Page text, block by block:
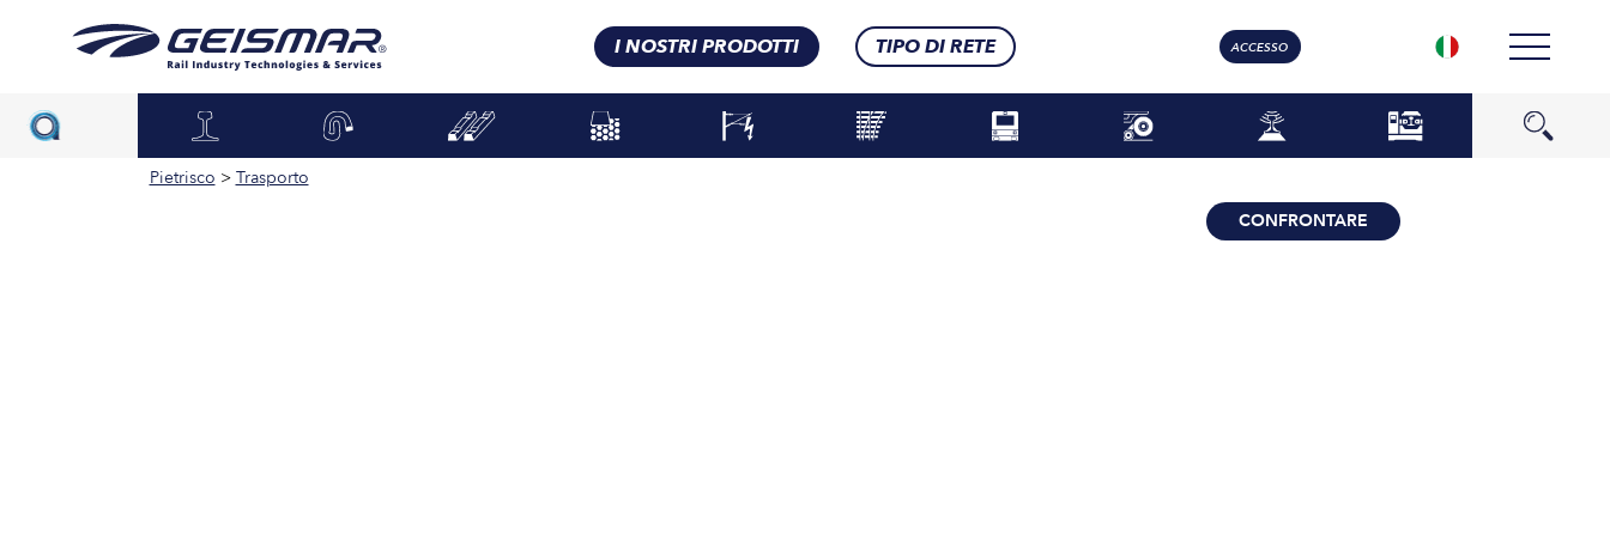
I NOSTRI PRODOTTI TIPO DI RETE ACCESSO
Pietrisco > Trasporto
CONFRONTARE